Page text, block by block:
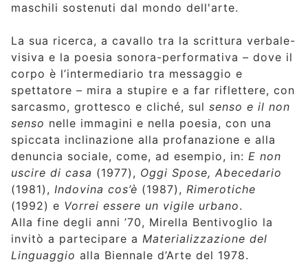
maschili sostenuti dal mondo dell'arte.
La sua ricerca, a cavallo tra la scrittura verbale-
visiva e la poesia sonora-performativa – dove il
corpo è l’intermediario tra messaggio e
spettatore – mira a stupire e a far riflettere, con
sarcasmo, grottesco e cliché, sul senso e il non
senso nelle immagini e nella poesia, con una
spiccata inclinazione alla profanazione e alla
denuncia sociale, come, ad esempio, in: E non
uscire di casa (1977), Oggi Spose, Abecedario
(1981), Indovina cos’è (1987), Rimerotiche
(1992) e Vorrei essere un vigile urbano.
Alla fine degli anni ’70, Mirella Bentivoglio la
invitò a partecipare a Materializzazione del
Linguaggio alla Biennale d’Arte del 1978.